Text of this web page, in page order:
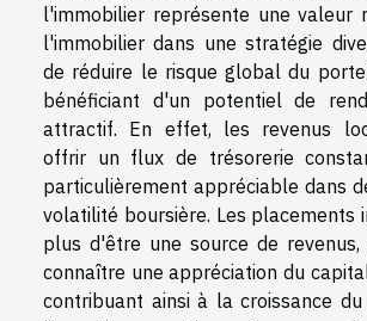
l'immobilier représente une valeur
l'immobilier dans une stratégie
de réduire le risque global du
bénéficiant d'un potentiel de
attractif. En effet, les revenus
offrir un flux de trésorerie
particulièrement appréciable dans
volatilité boursière. Les placements
plus d'être une source de revenus,
connaître une appréciation du
contribuant ainsi à la croissance